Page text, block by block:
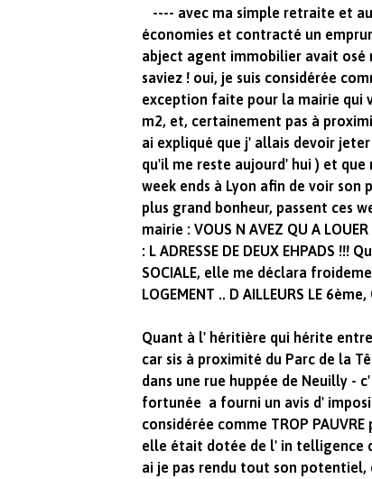
---- avec ma simple retraite et
économies et contracté un
abject agent immobilier avait osé
saviez ! oui, je suis considérée
exception faite pour la mairie qui
m2, et, certainement pas à
ai expliqué que j' allais devoir
qu'il me reste aujourd' hui ) et
week ends à Lyon afin de voir
plus grand bonheur, passent ces
mairie : VOUS N AVEZ QU A
: L ADRESSE DE DEUX EHPADS !!!
SOCIALE, elle me déclara
LOGEMENT .. D AILLEURS LE 6ème,
Quant à l' héritière qui hérite
car sis à proximité du Parc de la
dans une rue huppée de Neuilly -
fortunée a fourni un avis d'
considérée comme TROP
elle était dotée de l' in telligence
ai je pas rendu tout son